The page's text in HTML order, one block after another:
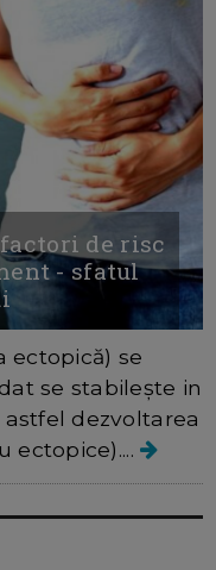
de risc
- sfatul
ectopică) se
se stabilește in
dezvoltarea
ectopice)....